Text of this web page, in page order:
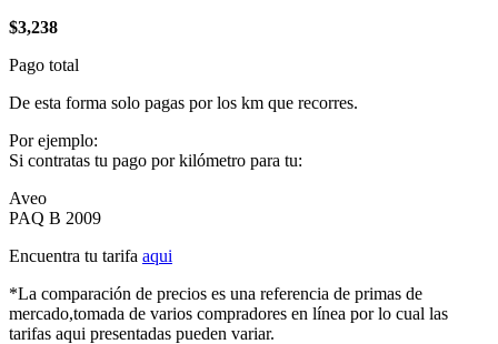
$3,238
Pago total
De esta forma solo pagas por los km que recorres.
Por ejemplo:
Si contratas tu pago por kilómetro para tu:
Aveo
PAQ B 2009
Encuentra tu tarifa aqui
*La comparación de precios es una referencia de primas de
mercado,tomada de varios compradores en línea por lo cual las
tarifas aqui presentadas pueden variar.